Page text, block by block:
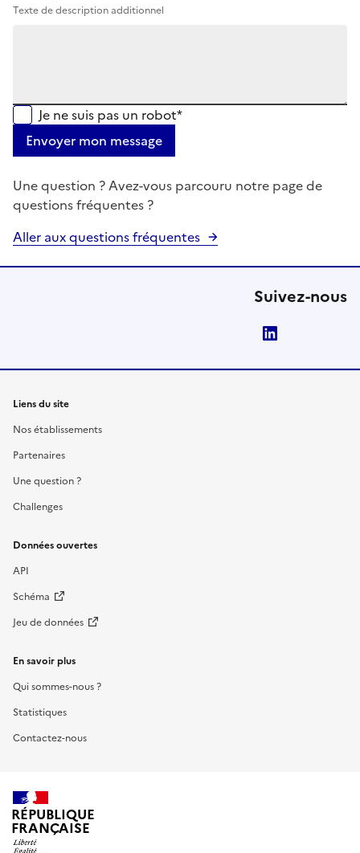
Texte de description additionnel
Je ne suis pas un robot*
Envoyer mon message
Une question ? Avez-vous parcouru notre page de
questions fréquentes ?
Aller aux questions fréquentes
Suivez-nous
Liens du site
Nos établissements
Partenaires
Une question ?
Challenges
Données ouvertes
API
Schéma
Jeu de données
En savoir plus
Qui sommes-nous ?
Statistiques
Contactez-nous
RÉPUBLIQUE
FRANÇAISE